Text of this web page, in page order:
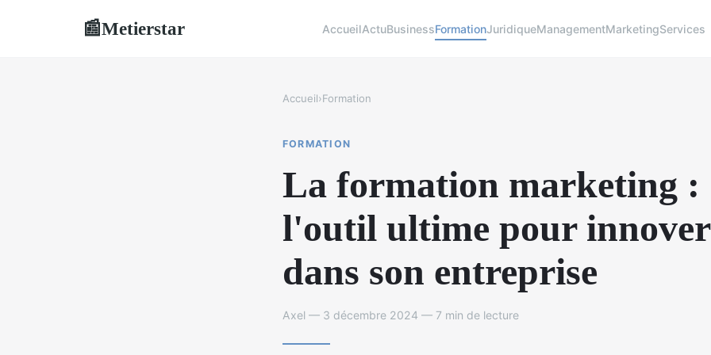
📰Metierstar AccueilActuBusinessFormationJuridiqueManagementMarketingServices
Accueil›Formation
FORMATION
La formation marketing :
l'outil ultime pour innover
dans son entreprise
Axel — 3 décembre 2024 — 7 min de lecture